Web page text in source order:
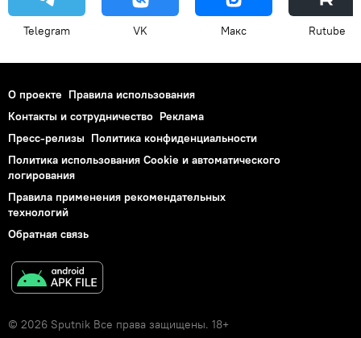
Telegram VK Макс Rutube
О проекте Правила использования
Контакты и сотрудничество Реклама
Пресс-релизы Политика конфиденциальности
Политика использования Cookie и автоматического
логирования
Правила применения рекомендательных
технологий
Обратная связь
© 2026 Sputnik Все права защищены. 18+